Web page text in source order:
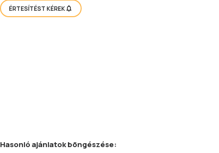
ÉRTESÍTÉST KÉREK
Hasonlóajánlatokböngészése: